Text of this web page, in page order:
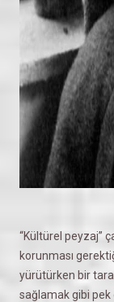
“Kültürel peyzaj”
korunması
yürütürken bir
sağlamak gibi